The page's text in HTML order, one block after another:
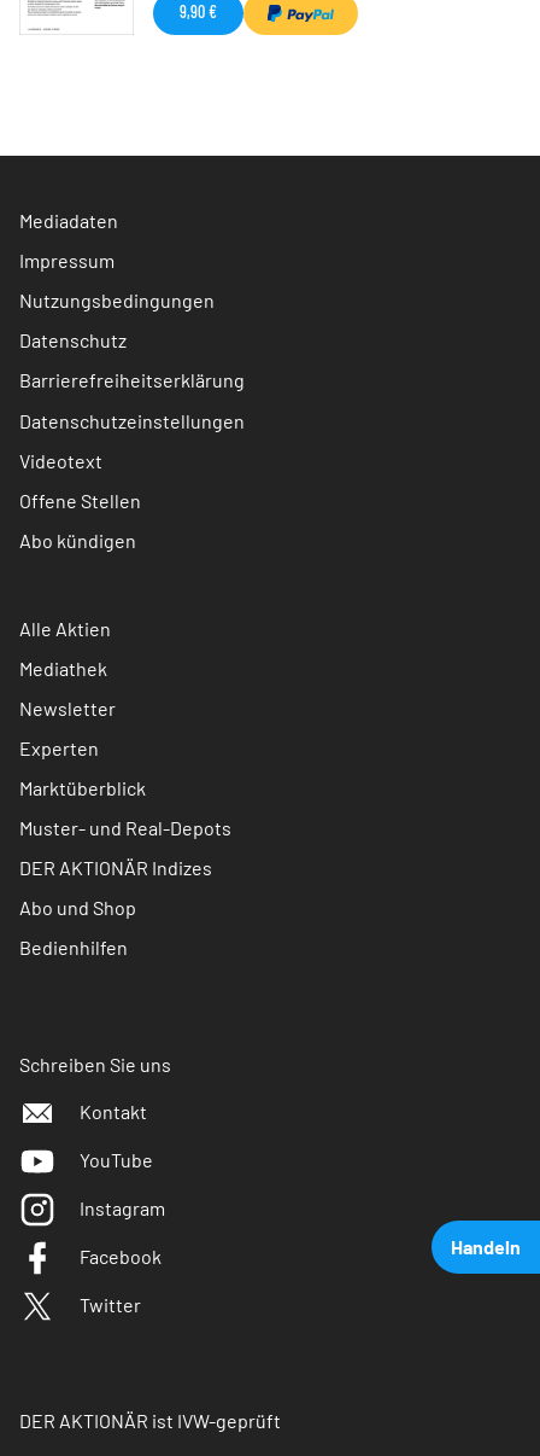
Handeln
9,90 €
Mediadaten
Impressum
Nutzungsbedingungen
Datenschutz
Barrierefreiheitserklärung
Datenschutzeinstellungen
Videotext
Offene Stellen
Abo kündigen
Alle Aktien
Mediathek
Newsletter
Experten
Marktüberblick
Muster- und Real-Depots
DER AKTIONÄR Indizes
Abo und Shop
Bedienhilfen
Schreiben Sie uns
Kontakt
YouTube
Instagram
Facebook
Twitter
DER AKTIONÄR ist IVW-geprüft